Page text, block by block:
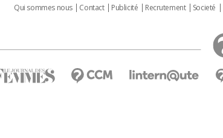
Qui sommes nous Contact Publicité Recrutement Societé